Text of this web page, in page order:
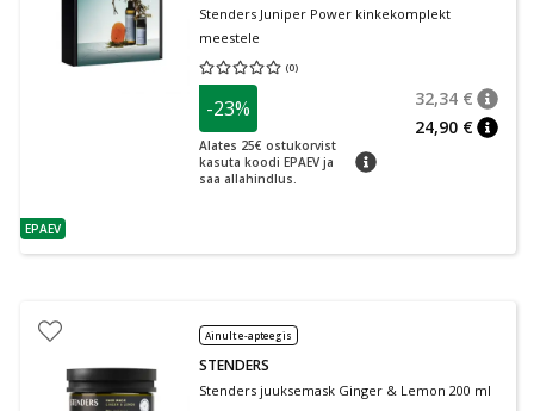
nõuanne
EPAEV
Stenders Juniper Power kinkekomplekt
meestele
(0)
Keskmine hinnang 0.00
-23%
Alates 25€ ostukorvist
kasuta koodi EPAEV ja
saa allahindlus.
nõuanne
32,34 €
24,90 €
Ainult e-apteegis
STENDERS
Stenders juuksemask Ginger & Lemon 200 ml